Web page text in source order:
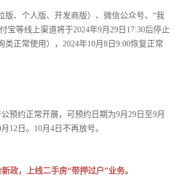
版、个人版、开发商版）、微信公众号、“我
宝等线上渠道将于2024年9月29日17:30后停止
类正常使用），2024年10月8日9:00恢复正常
预约正常开展，可预约日期为9月29日至9月
12日。10月4日不再放号。
政，上线二手房“带押过户”业务。